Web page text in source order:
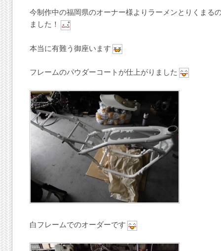
今制作中の福岡県のオーナー様よりラーメンとりくまる
ました！
本当に有難う御座います
フレームのパウダーコートが仕上がりました
白フレームでのオーダーです